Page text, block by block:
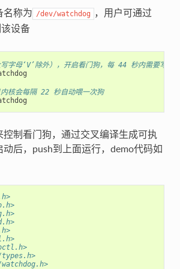
名称为 /dev/watchdog ，用户可通过
设备
字母‘V’除外），开启看门狗，每 44 秒内需要写入
核会每隔 22 秒自动喂一次狗
制看门狗，通过交叉编译生成可执
后，push到上面运行，demo代码如